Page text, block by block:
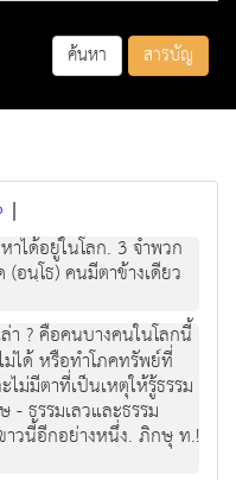
ค้นหา สารบัญ
|
ดอยูในโลก. 3 จําพวก
(อนฺโธ) คนมีตาขางเดียว
เลา ? คือคนบางคนในโลกนี้
ได หรือทําโภคทรัพยที่
มีตาที่เปนเหตุใหรูธรรม
- ธรรมเลวและธรรม
าวนี้อีกอยางหนึ่ง. ภิกษุ ท.!